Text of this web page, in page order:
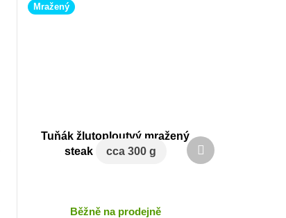
Mražený
Tuňák žlutoploutvý mražený
steak
cca 300 g
Běžně na prodejně
Další
produkt